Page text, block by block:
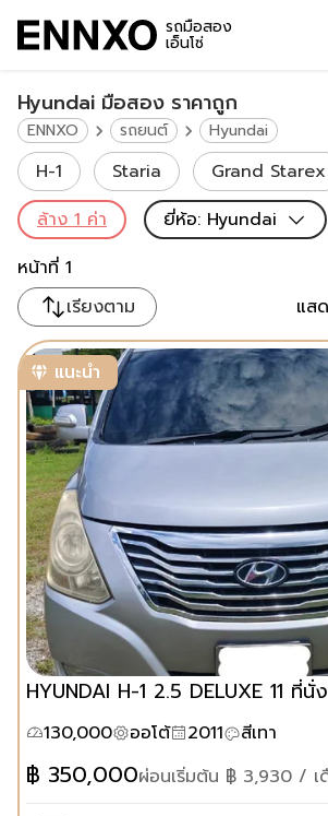
รถมือสอง
เอ็นโซ่
Hyundai มือสอง ราคาถูก
ENNXO รถยนต์ Hyundai
แส
แนะนำ
HYUNDAI H-1 2.5 DELUXE 11 ที่นั่
130,000 ออโต้ 2011 สีเทา
฿ 350,000ผ่อนเริ่มต้น ฿ 3,930 / เ
H-1 Staria Grand Starex
หน้าที่ 1
เรียงตาม
ล้าง1ค่า ยี่ห้อ: Hyundai